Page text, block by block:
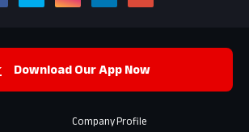
Download Our App Now
Company Profile